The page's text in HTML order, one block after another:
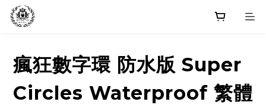
瘋狂數字環 防水版 Super
Circles Waterproof 繁體